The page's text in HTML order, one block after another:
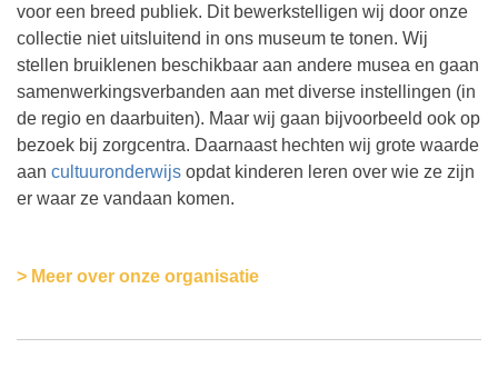
voor een breed publiek. Dit bewerkstelligen wij door onze
collectie niet uitsluitend in ons museum te tonen. Wij
stellen bruiklenen beschikbaar aan andere musea en gaan
samenwerkingsverbanden aan met diverse instellingen (in
de regio en daarbuiten). Maar wij gaan bijvoorbeeld ook op
bezoek bij zorgcentra. Daarnaast hechten wij grote waarde
aan cultuuronderwijs opdat kinderen leren over wie ze zijn
er waar ze vandaan komen.
> Meer over onze organisatie